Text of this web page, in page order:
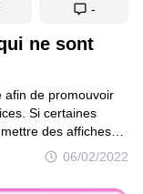
ne sont
06/02/2022
afin de promouvoir
Si certaines
des affiches
brillamment les
devient alors
inaperçu aux
-